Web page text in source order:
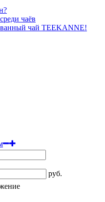
чаёв
чай TEEKANNE!
руб.